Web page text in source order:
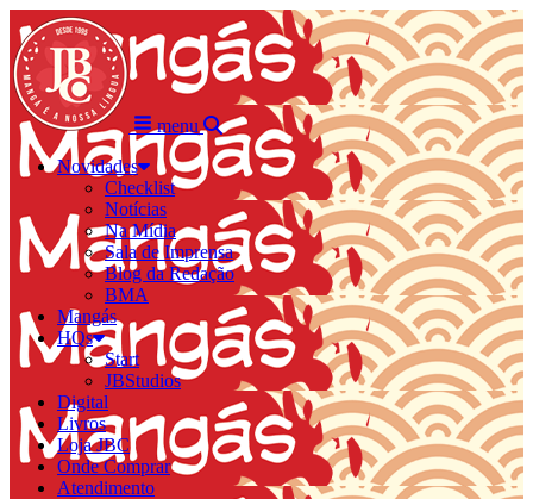
menu
Novidades
Checklist
Notícias
Na Mídia
Sala de Imprensa
Blog da Redação
BMA
Mangás
HQs
Start
JBStudios
Digital
Livros
Loja JBC
Onde Comprar
Atendimento